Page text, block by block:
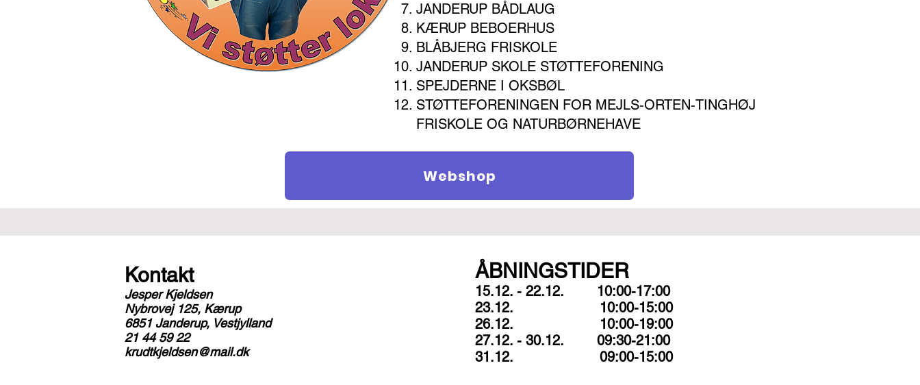
JANDERUP BÅDLAUG
KÆRUP BEBOERHUS
BLÅBJERG FRISKOLE
JANDERUP SKOLE STØTTEFORENING
SPEJDERNE I OKSBØL
STØTTEFORENINGEN FOR MEJLS-ORTEN-TINGHØJ
FRISKOLE OG NATURBØRNEHAVE
Webshop
Kontakt
Jesper Kjeldsen
Nybrovej 125, Kærup
6851 Janderup, Vestjylland
​21 44 59 22
krudtkjeldsen@mail.dk
ÅBNINGSTIDER
15.12. - 22.12. 10:00-17:00
23.12. 10:00-15:00
26.12. 10:00-19:00
27.12. - 30.12. 09:30-21:00
31.12. 09:00-15:00